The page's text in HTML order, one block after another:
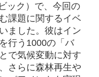
ック）で、今回の
課題に関するイベ
ました。彼はイン
行う1000の「バ
で気候変動に対す
さらに森林再生や